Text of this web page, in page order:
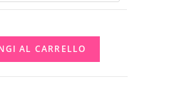
AL CARRELLO